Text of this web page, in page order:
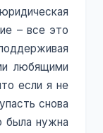
– все это
любящими
если я не
снова
была нужна